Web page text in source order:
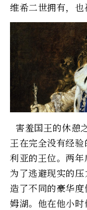
维希二世拥有，
害羞国王的休憩
王在完全没有经
利亚的王位。两年
为了逃避现实的
造了不同的豪华
姆湖。他在他小